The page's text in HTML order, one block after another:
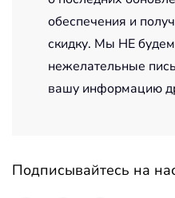
обеспечения и
скидку. Мы НЕ
нежелательные
вашу информацию
Подписывайтесь на